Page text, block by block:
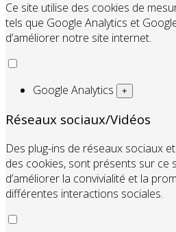
Ce site utilise des cookies de
tels que Google Analytics et
d’améliorer notre site internet.
Google Analytics +
Réseaux sociaux/Vidéos
Des plug-ins de réseaux sociaux
des cookies, sont présents sur ce
d’améliorer la convivialité et la
différentes interactions sociales.